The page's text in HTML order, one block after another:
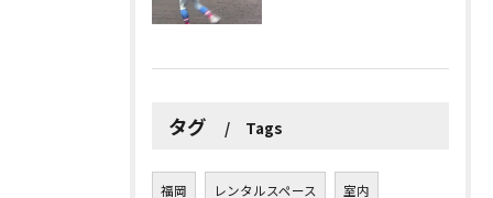
タグ Tags
福岡 レンタルスペース 室内